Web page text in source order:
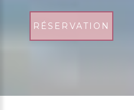
RÉSERVATION